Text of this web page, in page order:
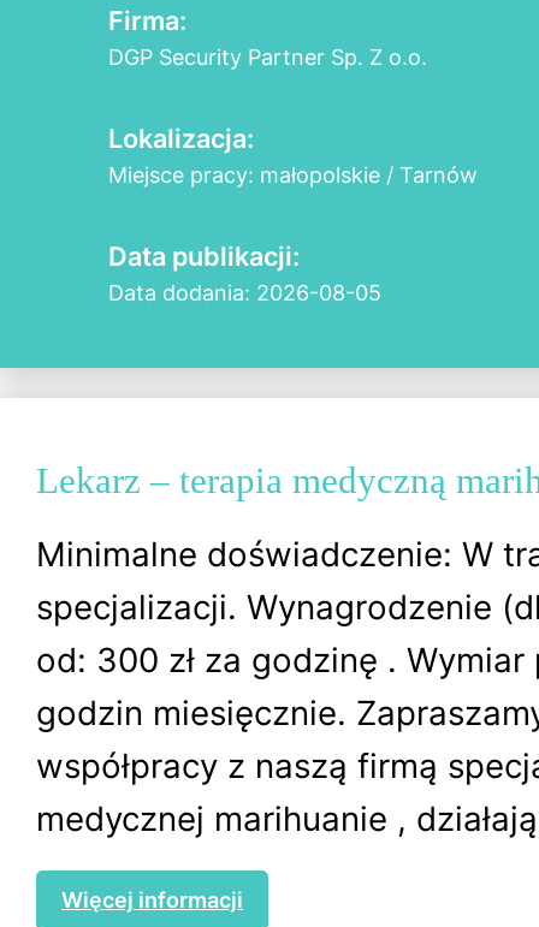
Firma:
DGP Security Partner Sp. Z o.o.
Lokalizacja:
Miejsce pracy: małopolskie / Tarnów
Data publikacji:
Data dodania: 2026-08-05
Lekarz – terapia medyczną
Minimalne doświadczenie: W
specjalizacji. Wynagrodzenie
od: 300 zł za godzinę .
godzin miesięcznie.
współpracy z naszą firmą
medycznej marihuanie ,
Więcej informacji